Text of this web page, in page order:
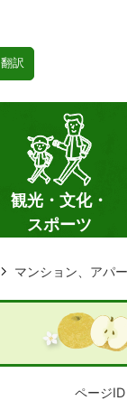
翻訳
観光・文化・
スポーツ
マンション、アパ
ページID